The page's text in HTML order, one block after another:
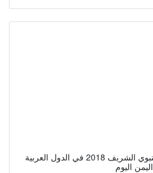
تعر ف على تاريخ المولد النبوي الشريف 2018 في الدول العربية
اليمن اليوم